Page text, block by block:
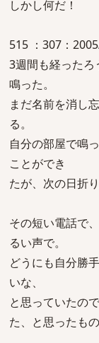
しかし何だ！
515 ：307：
3週間も経った
鳴った。
まだ名前を消し
る。
自分の部屋で鳴
ことができ
たが、次の日折
その短い電話で
るい声で。
どうにも自分勝
いな、
と思っていたの
た、と思ったもの